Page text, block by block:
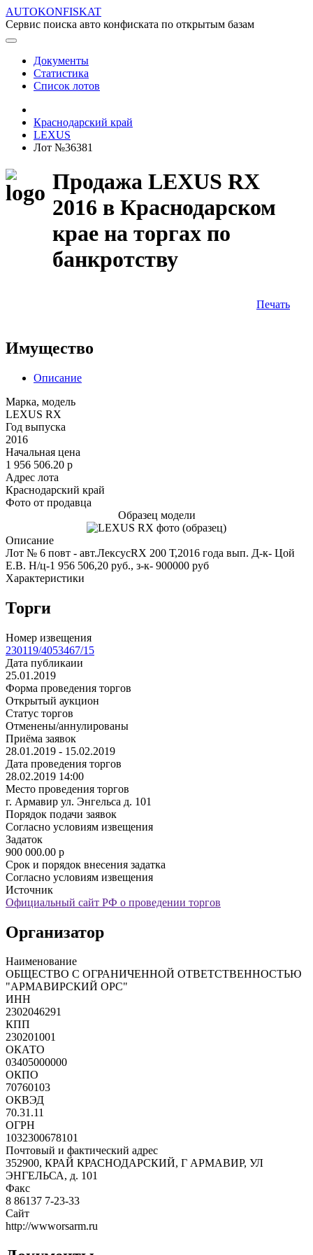
AUTOKONFISKAT
Сервис поиска авто конфиската по открытым базам
Документы
Статистика
Список лотов
Краснодарский край
LEXUS
Лот №36381
Продажа LEXUS RX
2016 в Краснодарском
крае на торгах по
банкротству
Печать
Имущество
Описание
Марка, модель
LEXUS RX
Год выпуска
2016
Начальная цена
1 956 506.20 p
Адрес лота
Краснодарский край
Фото от продавца
Образец модели
Описание
Лот № 6 повт - авт.ЛексусRX 200 Т,2016 года вып. Д-к- Цой
Е.В. Н/ц-1 956 506,20 руб., з-к- 900000 руб
Характеристики
Торги
Номер извещения
230119/4053467/15
Дата публикаии
25.01.2019
Форма проведения торгов
Открытый аукцион
Статус торгов
Отменены/аннулированы
Приёма заявок
28.01.2019 - 15.02.2019
Дата проведения торгов
28.02.2019 14:00
Место проведения торгов
г. Армавир ул. Энгельса д. 101
Порядок подачи заявок
Согласно условиям извещения
Задаток
900 000.00 p
Срок и порядок внесения задатка
Согласно условиям извещения
Источник
Официальный сайт РФ о проведении торгов
Организатор
Наименование
ОБЩЕСТВО С ОГРАНИЧЕННОЙ ОТВЕТСТВЕННОСТЬЮ
"АРМАВИРСКИЙ ОРС"
ИНН
2302046291
КПП
230201001
ОКАТО
03405000000
ОКПО
70760103
ОКВЭД
70.31.11
ОГРН
1032300678101
Почтовый и фактический адрес
352900, КРАЙ КРАСНОДАРСКИЙ, Г АРМАВИР, УЛ
ЭНГЕЛЬСА, д. 101
Факс
8 86137 7-23-33
Сайт
http://wwworsarm.ru